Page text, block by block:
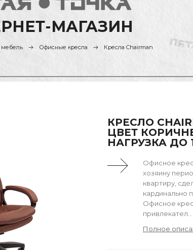
МАГАЗИН
Офисные кресла Кресла Chairman
КРЕСЛО
ЦВЕТ
НАГРУЗКА ДО
Офисное
хозяину
квартиру,
кардинально
Офисное
привлекател...
Полное